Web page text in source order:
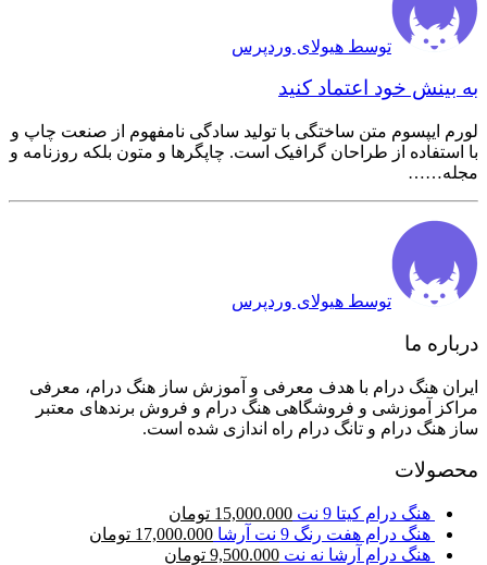
توسط هیولای وردپرس
به بینش خود اعتماد کنید
لورم ایپسوم متن ساختگی با تولید سادگی نامفهوم از صنعت چاپ و
با استفاده از طراحان گرافیک است. چاپگرها و متون بلکه روزنامه و
مجله……
توسط هیولای وردپرس
درباره ما
ایران هنگ درام با هدف معرفی و آموزش ساز هنگ درام، معرفی
مراکز آموزشی و فروشگاهی هنگ درام و فروش برندهای معتبر
ساز هنگ درام و تانگ درام راه اندازی شده است.
محصولات
هنگ درام کیتا 9 نت 15,000.000 تومان
هنگ درام هفت رنگ 9 نت آرشا
17,000.000 تومان
هنگ درام آرشا نه نت 9,500.000 تومان